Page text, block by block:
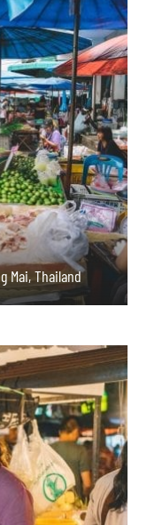
Mai, Thailand